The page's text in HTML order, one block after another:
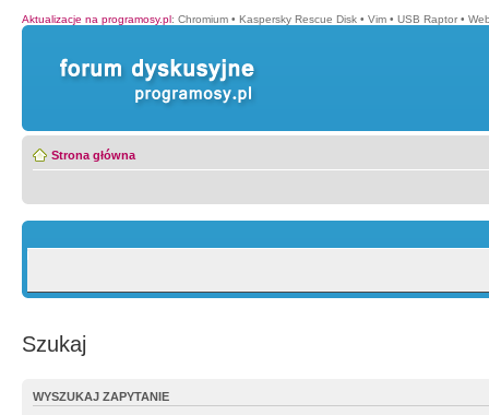
Aktualizacje na programosy.pl: Chromium • Kaspersky Rescue Disk • Vim • USB Raptor •
Strona główna
Szukaj
WYSZUKAJ ZAPYTANIE